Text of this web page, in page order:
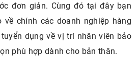
đơn giản. Cùng đó tại đây bạn
chính các doanh nghiệp hàng
dụng về vị trí nhân viên bảo
phù hợp dành cho bản thân.